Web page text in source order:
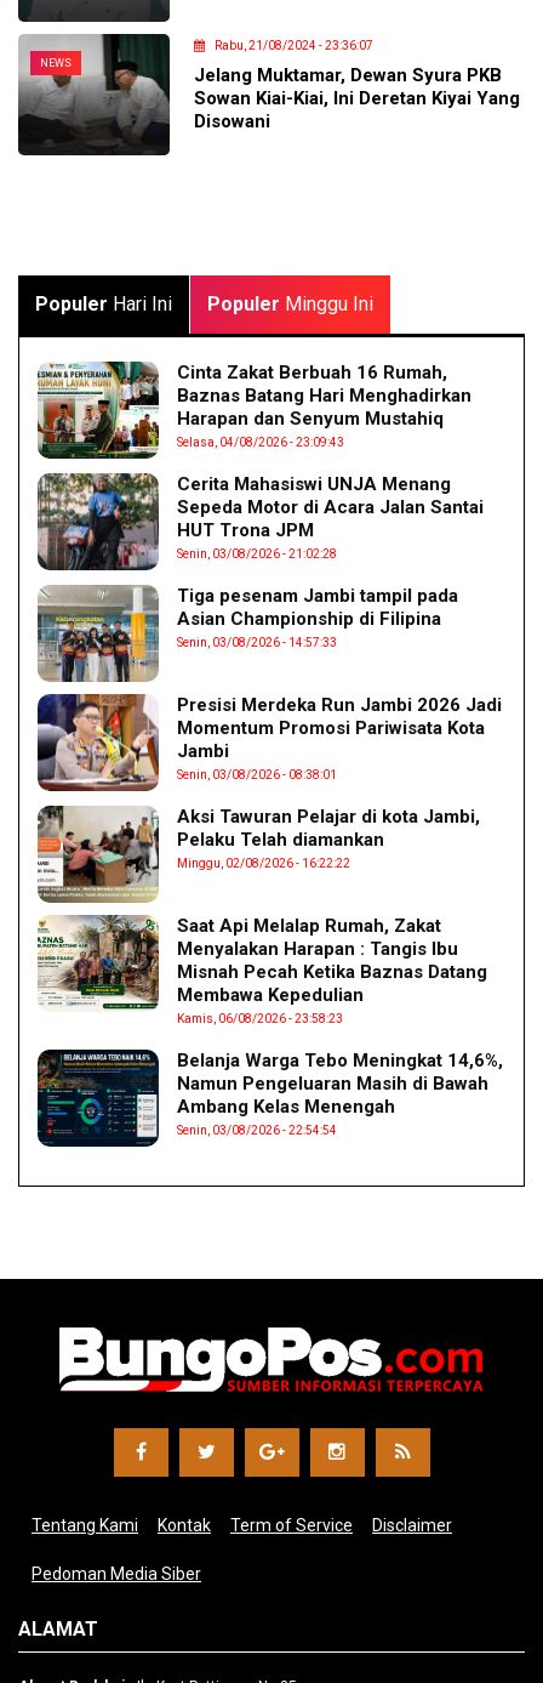
NEWS
Rabu, 21/08/2024 - 23:36:07
Jelang Muktamar, Dewan Syura PKB
Sowan Kiai-Kiai, Ini Deretan Kiyai Yang
Disowani
Populer Hari Ini Populer Minggu Ini
Cinta Zakat Berbuah 16 Rumah,
Baznas Batang Hari Menghadirkan
Harapan dan Senyum Mustahiq
Selasa, 04/08/2026 - 23:09:43
Cerita Mahasiswi UNJA Menang
Sepeda Motor di Acara Jalan Santai
HUT Trona JPM
Senin, 03/08/2026 - 21:02:28
Tiga pesenam Jambi tampil pada
Asian Championship di Filipina
Senin, 03/08/2026 - 14:57:33
Presisi Merdeka Run Jambi 2026 Jadi
Momentum Promosi Pariwisata Kota
Jambi
Senin, 03/08/2026 - 08:38:01
Aksi Tawuran Pelajar di kota Jambi,
Pelaku Telah diamankan
Minggu, 02/08/2026 - 16:22:22
Saat Api Melalap Rumah, Zakat
Menyalakan Harapan : Tangis Ibu
Misnah Pecah Ketika Baznas Datang
Membawa Kepedulian
Kamis, 06/08/2026 - 23:58:23
Belanja Warga Tebo Meningkat 14,6%,
Namun Pengeluaran Masih di Bawah
Ambang Kelas Menengah
Senin, 03/08/2026 - 22:54:54
Tentang Kami Kontak Term of Service Disclaimer
Pedoman Media Siber
ALAMAT